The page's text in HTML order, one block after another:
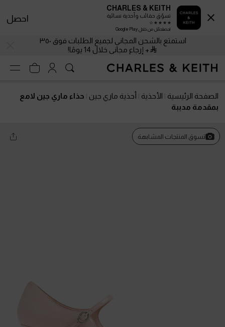
استمتع بالشحن المجاني لجميع الطلبات فوق ٣٥٠
+ إرجاع مجاني خلال 14 يومًا!
الصفحة الرئيسية الأحذية أحذية ماري جين
حذاء ماري جين لامع
بمقدمة مدببة
تسوق المنتجات المشابهة
CHARLES & KEITH
تسوّق حقائب وأحذية نسائية
احصلحمّل من خلال Google Play
احصل